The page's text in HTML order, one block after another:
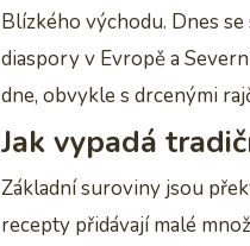
Blízkého východu. Dnes
diaspory v Evropě a
dne, obvykle s drcenými
Jak vypadá
Základní suroviny jsou
recepty přidávají malé